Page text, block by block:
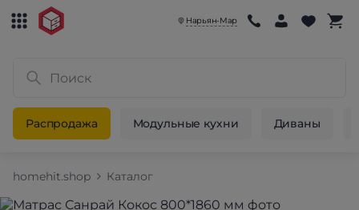
Нарьян-Мар
Распродажа Модульные кухни Диваны
homehit.shop Каталог